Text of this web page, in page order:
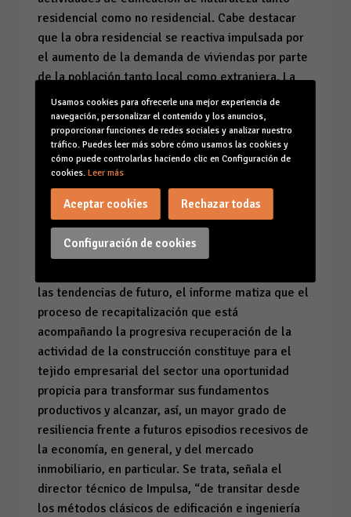
residencial como no residencial. Cabe destacar
que la obra residencial se reactiva impulsada por
el aumento de la demanda de viviendas por parte
de la población tanto local como extranjera. La
actividad de obra no residencial se está
beneficiando de la importante inversión en
proyectos de naturaleza turística, mientras que la
promoción inmobiliaria mantiene un tono más
contenido que el resto del sector a la espera de
que finalice el ajuste entre la demanda y la oferta
del mercado residencial. Por último, las obras de
ingeniería civil se desmarcan del dinamismo del
sector en un contexto de mayor moderación de la
las tendencias de futuro, el informe matiza que el
proceso de recapitalización que está
acompañando la progresiva recuperación de la
actividad de la construcción constituye para el
tejido empresarial del sector una oportunidad
propicia para transformar sus fundamentos
productivos y alcanzar, así, un mayor grado de
resiliencia frente a futuros episodios recesivos de
la economía, en general, y del mercado
inmobiliario, en particular. Se trata, señala el
director técnico de Impulsa, “de transitar desde
los métodos clásicos de edificación e ingeniería
Usamos cookies para ofrecerle una mejor experiencia de
navegación, personalizar el contenido y los anuncios,
proporcionar funciones de redes sociales y analizar nuestro
tráfico. Puedes leer más sobre cómo usamos las cookies y
cómo puede controlarlas haciendo clic en Configuración de
cookies. Leer más
Configuración de cookies
Aceptar cookies Rechazar todas